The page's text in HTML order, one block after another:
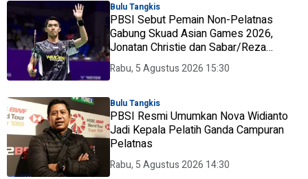
Bulu Tangkis
PBSI Sebut Pemain Non-Pelatnas
Gabung Skuad Asian Games 2026,
Jonatan Christie dan Sabar/Reza
Masuk?
Rabu, 5 Agustus 2026 15:30
Bulu Tangkis
PBSI Resmi Umumkan Nova Widianto
Jadi Kepala Pelatih Ganda Campuran
Pelatnas
Rabu, 5 Agustus 2026 14:30